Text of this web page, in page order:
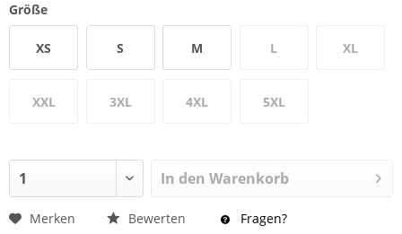
Größe
XS S M L XL
XXL 3XL 4XL 5XL
In den Warenkorb
Merken Bewerten Fragen?